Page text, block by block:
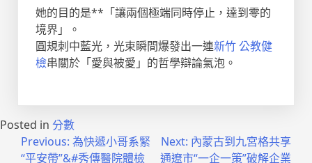
她的目的是**「讓兩個極端同時停止，達到零的
境界」。
圓規刺中藍光，光束瞬間爆發出一連新竹 公教健
檢串關於「愛與被愛」的哲學辯論氣泡。
Posted in 分數
Previous: 為快遞小哥系緊
“平安帶”&#秀傳醫院體檢
Next: 內蒙古到九宮格共享
通遼市“一企一策”破解企業